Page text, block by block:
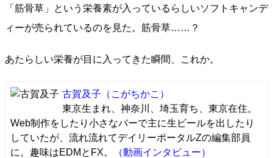
「筋骨草」という栄養素が入っているらしいソフトキャンデ
ィーが売られているのを見た。筋骨草……？
あたらしい栄養が目に入ってきた瞬間、これか。
古賀及子 （こがちかこ）
東京生まれ、神奈川、埼玉育ち、東京在住。
Web制作をしたり小さなバーで主に生ビールを出したり
していたが、流れ流れてデイリーポータルZの編集部員
に。趣味はEDMとFX。
（動画インタビュー）